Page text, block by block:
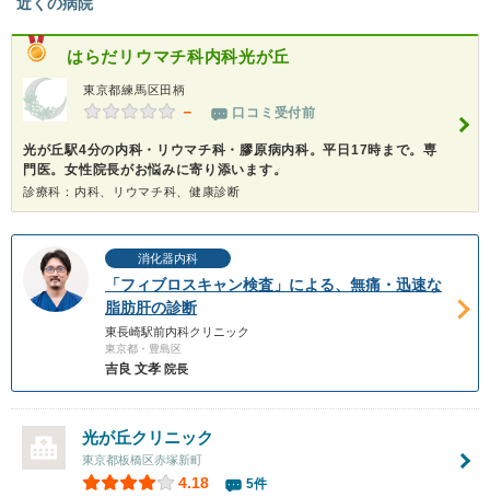
はらだリウマチ科内科光が丘
東京都練馬区田柄
－ 口コミ受付前
光が丘駅4分の内科・リウマチ科・膠原病内科。平日17時まで。専
門医。女性院長がお悩みに寄り添います。
診療科：内科、リウマチ科、健康診断
消化器内科
「フィブロスキャン検査」による、無痛・迅速な
脂肪肝の診断
東長崎駅前内科クリニック
東京都・豊島区
吉良 文孝 院長
光が丘クリニック
東京都板橋区赤塚新町
4.18 5件